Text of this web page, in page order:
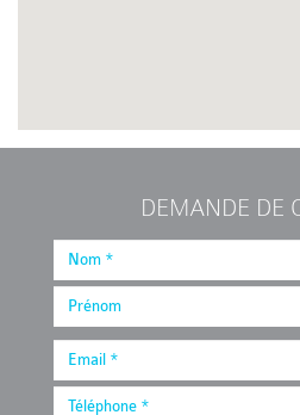
DEMANDE DE